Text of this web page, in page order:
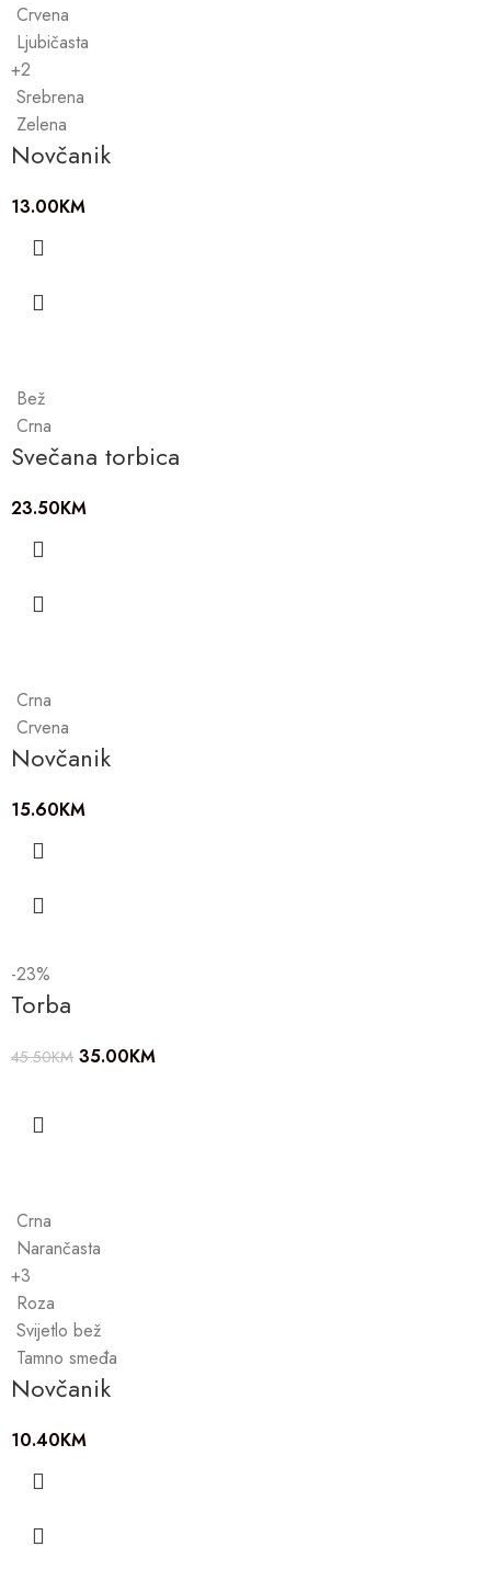
Crvena
Ljubičasta
+2
Srebrena
Zelena
Novčanik
13.00KM
Bež
Crna
Svečana torbica
23.50KM
Crna
Crvena
Novčanik
15.60KM
-23%
Torba
45.50KM 35.00KM
Crna
Narančasta
+3
Roza
Svijetlo bež
Tamno smeđa
Novčanik
10.40KM